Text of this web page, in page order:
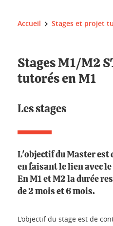
Vous êtes ici :
Accueil Stages et projet
Stages M1/M2
tutorés en M1
Les stages
L'objectif du Master est
en faisant le lien avec
En M1 et M2 la durée
de 2 mois et 6 mois.
L'objectif du stage est de